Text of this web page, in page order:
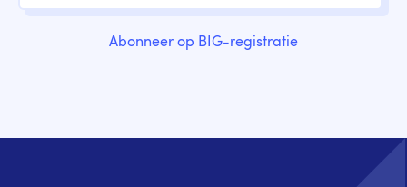
Abonneer op BIG-registratie